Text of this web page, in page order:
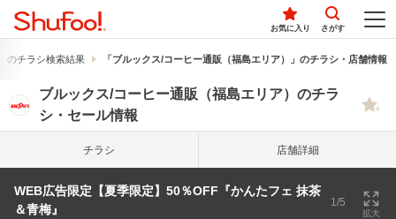
お気に入り さがす
のチラシ検索結果 「ブルックス/コーヒー通販（福島エリア）」のチラシ・店舗情報
ブルックス/コーヒー通販（福島エリア）のチラ
シ・セール情報
チラシ 店舗詳細
WEB広告限定【夏季限定】50％OFF『かんたフェ 抹茶
＆青梅』
1/5
拡大